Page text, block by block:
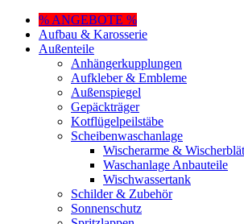
% ANGEBOTE %
Aufbau & Karosserie
Außenteile
Anhängerkupplungen
Aufkleber & Embleme
Außenspiegel
Gepäckträger
Kotflügelpeilstäbe
Scheibenwaschanlage
Wischerarme &
Waschanlage Anbauteile
Wischwassertank
Schilder & Zubehör
Sonnenschutz